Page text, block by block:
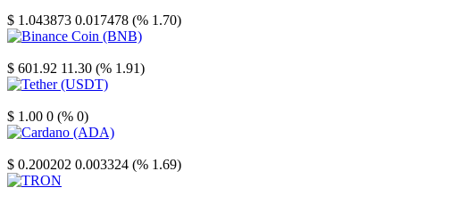
$ 1.043873 0.017478 (% 1.70)
$ 601.92 11.30 (% 1.91)
$ 1.00 0 (% 0)
$ 0.200202 0.003324 (% 1.69)